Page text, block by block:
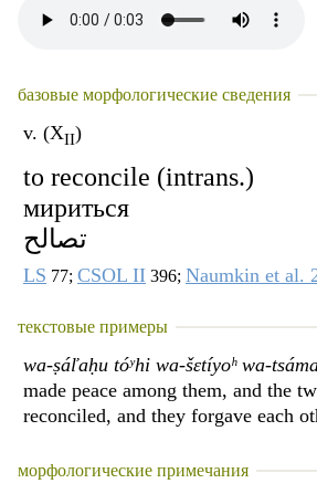
базовые морфологические сведения
v. (XII)
to reconcile (intrans.)
мириться
تصالح
LS 77; CSOL II 396; Naumkin et al.
текстовые примеры
wa-ṣáľaḥu tóʸhi wa-šɛtíyoʰ wa-
made peace among them, and the
reconciled, and they forgave each
морфологические примечания